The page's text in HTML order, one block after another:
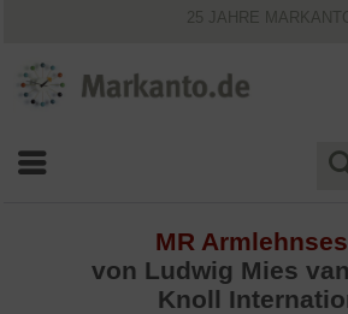
25 JAHRE
VIELFÄLTIGE
BESTPRICE-GARANTIE
MR
von Ludwig Mies
Knoll